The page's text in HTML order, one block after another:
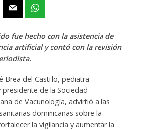
fue hecho con la asistencia de
artificial y contó con la revisión
Brea del Castillo, pediatra
de la Sociedad
de Vacunología, advirtió a las
dominicanas sobre la
la vigilancia y aumentar la